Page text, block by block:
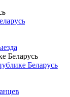
Беларусь
Беларусь